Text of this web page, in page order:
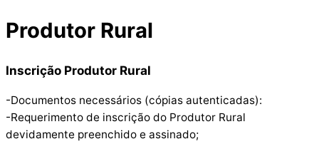
Produtor Rural
Inscrição Produtor Rural
-Documentos necessários (cópias autenticadas):
-Requerimento de inscrição do Produtor Rural
devidamente preenchido e assinado;